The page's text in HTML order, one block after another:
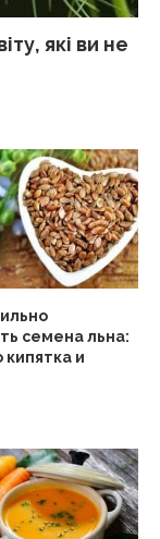
які ви не
семена льна:
кипятка и